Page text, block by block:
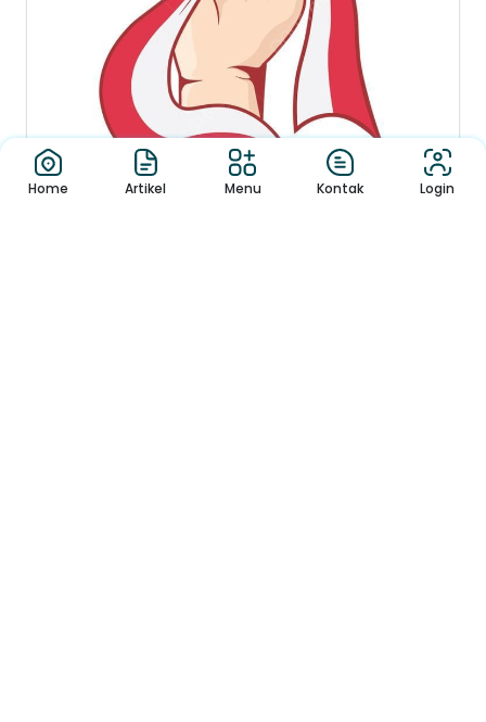
Home Artikel Menu Kontak Login